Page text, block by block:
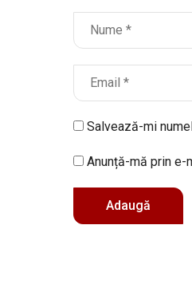
Salvează-mi
Anunță-mă prin